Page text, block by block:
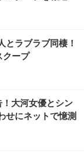
とラブラブ同棲！
クープ
大河女優とシン
せにネットで憶測